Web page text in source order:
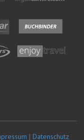
| Datenschutz